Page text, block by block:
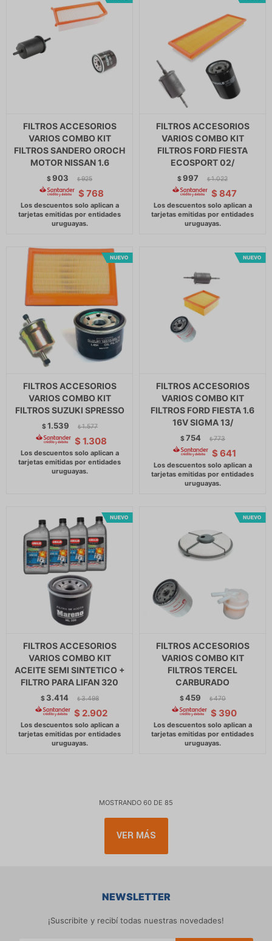
FILTROS ACCESORIOS
VARIOS COMBO KIT
FILTROS SANDERO OROCH
MOTOR NISSAN 1.6
$903 $ 925
$ 768
FILTROS ACCESORIOS
VARIOS COMBO KIT
FILTROS FORD FIESTA
ECOSPORT 02/
$997 $ 1.022
$ 847
FILTROS ACCESORIOS
VARIOS COMBO KIT
FILTROS SUZUKI SPRESSO
$1.539 $ 1.577
$ 1.308
FILTROS ACCESORIOS
VARIOS COMBO KIT
FILTROS FORD FIESTA 1.6
16V SIGMA 13/
$754 $ 773
$ 641
FILTROS ACCESORIOS
VARIOS COMBO KIT
ACEITE SEMI SINTETICO +
FILTRO PARA LIFAN 320
$ 3.414 $ 3.498
$ 2.902
FILTROS ACCESORIOS
VARIOS COMBO KIT
FILTROS TERCEL
CARBURADO
$459 $ 470
$ 390
MOSTRANDO 60 DE 85
VER MÁS
NEWSLETTER
¡Suscribite y recibí todas nuestras novedades!